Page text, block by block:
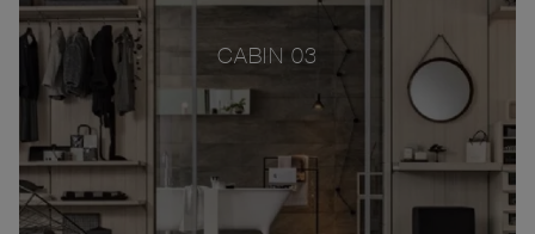
CABIN 03